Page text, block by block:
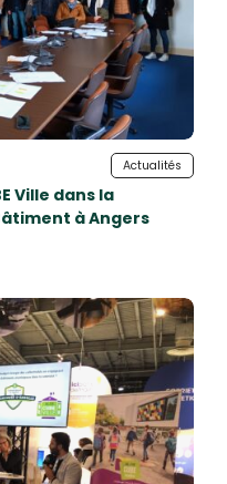
Actualités
Ville dans la
à Angers